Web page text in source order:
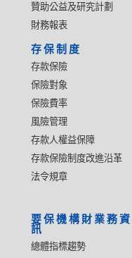
贊助公益及研究計劃
財務報表
存保制度
存款保險
保險對象
保險費率
風險管理
存款人權益保障
存款保險制度改進沿革
法令規章
要保機構財業務資
訊
總體指標趨勢